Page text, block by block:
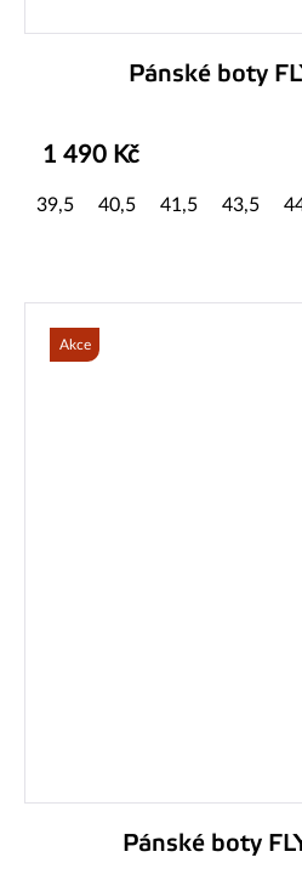
Pánské boty
1 490 Kč
39,5 40,5 41,5 43,5
Akce
Pánské boty